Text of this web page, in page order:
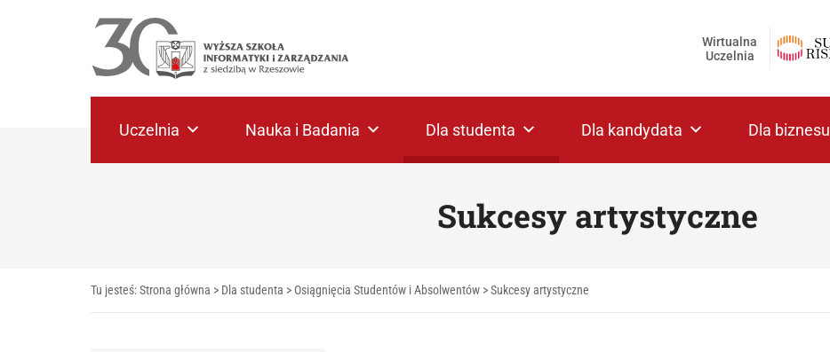
Wirtualna
Uczelnia
Uczelnia Nauka i Badania Dla studenta Dla kandydata Dla biznesu
Sukcesy artystyczne
Tu jesteś:Strona główna > Dla studenta > Osiągnięcia Studentów i Absolwentów >Sukcesy artystyczne